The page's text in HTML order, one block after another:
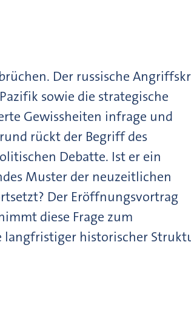
Der russische
sowie die strategische
Gewissheiten infrage und
rückt der Begriff des
Debatte. Ist er ein
Muster der neuzeitlichen
Der Eröffnungsvortrag
diese Frage zum
langfristiger historischer